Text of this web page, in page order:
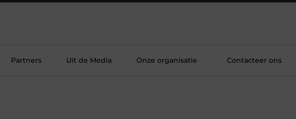
Partners Uit de Media Onze organisatie Contacteer ons